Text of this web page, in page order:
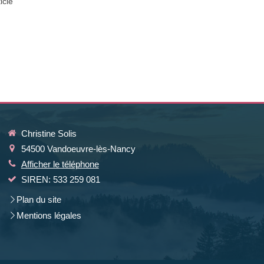
Christine Solis
54500 Vandoeuvre-lès-Nancy
Afficher le téléphone
SIREN: 533 259 081
Plan du site
Mentions légales